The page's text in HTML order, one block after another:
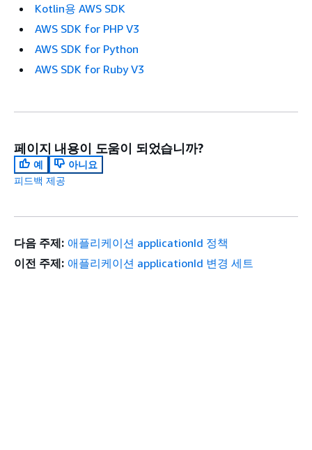
Kotlin용 AWS SDK
AWS SDK for PHP V3
AWS SDK for Python
AWS SDK for Ruby V3
페이지 내용이 도움이 되었습니까?
예
아니요
피드백 제공
다음 주제: 애플리케이션 applicationId 정책
이전 주제: 애플리케이션 applicationId 변경 세트